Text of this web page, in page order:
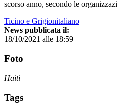
scorso anno, secondo le
Ticino e Grigionitaliano
News pubblicata il:
18/10/2021 alle 18:59
Foto
Haiti
Tags